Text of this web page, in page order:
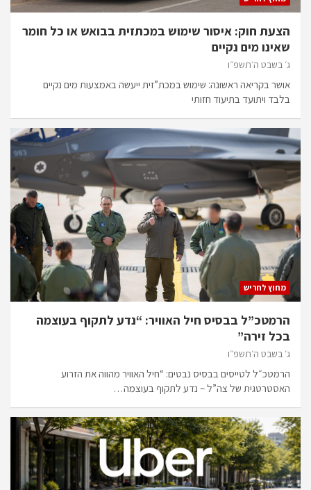
הצעת חוק: איסור שימוש במכתזית בבואש או כל חומר
שאינו מים נקיים
ג׳ בשבט ה׳תשפ״ו
אושר בקריאה ראשונה: שימוש במכת”זית ייעשה באמצעות מים נקיים
בלבד ויתועד בתיעוד חזותי
מחוץ לחריש
הרמטכ”ל בבסיס חיל האוויר: “נדע לתקוף בעוצמה
בכל זירה”
ג׳ בשבט ה׳תשפ״ו
הרמטכ״ל לטייסים בבסיס נבטים: “חיל האוויר מהווה את הזרוע
האסטרטגית של צה”ל – נדע לתקוף בעוצמה…